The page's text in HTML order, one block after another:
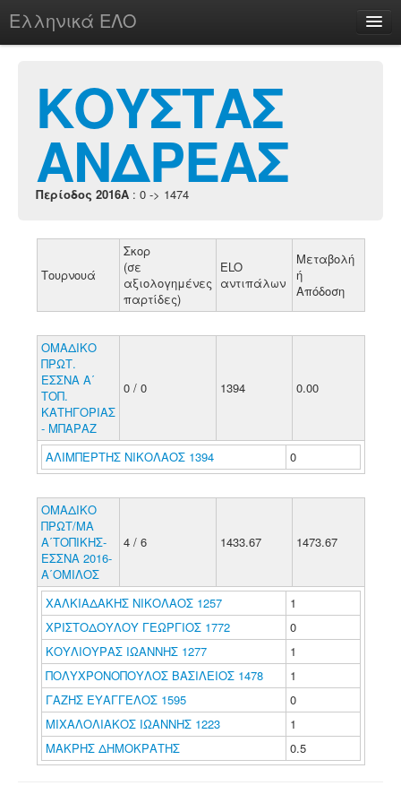
Ελληνικά ΕΛΟ
chesstu.be @ discord
Login
ΚΟΥΣΤΑΣ
ΑΝΔΡΕΑΣ
Περίοδος 2016A : 0 -> 1474
Τουρνουά
Σκορ
(σε
αξιολογημένες
παρτίδες)
ELO
αντιπάλων
Μεταβολή
ή
Απόδοση
ΟΜΑΔΙΚΟ
ΠΡΩΤ.
ΕΣΣΝΑ Α΄
ΤΟΠ.
ΚΑΤΗΓΟΡΙΑΣ
- ΜΠΑΡΑΖ
0 / 0 1394 0.00
ΑΛΙΜΠΕΡΤΗΣ ΝΙΚΟΛΑΟΣ 1394 0
ΟΜΑΔΙΚΟ
ΠΡΩΤ/ΜΑ
Α΄ΤΟΠΙΚΗΣ-
ΕΣΣΝΑ 2016-
Α΄ΟΜΙΛΟΣ
4 / 6 1433.67 1473.67
ΧΑΛΚΙΑΔΑΚΗΣ ΝΙΚΟΛΑΟΣ 1257
1
ΧΡΙΣΤΟΔΟΥΛΟΥ ΓΕΩΡΓΙΟΣ 1772
0
ΚΟΥΛΙΟΥΡΑΣ ΙΩΑΝΝΗΣ 1277
1
ΠΟΛΥΧΡΟΝΟΠΟΥΛΟΣ ΒΑΣΙΛΕΙΟΣ 1478
1
ΓΑΖΗΣ ΕΥΑΓΓΕΛΟΣ 1595
0
ΜΙΧΑΛΟΛΙΑΚΟΣ ΙΩΑΝΝΗΣ 1223
1
ΜΑΚΡΗΣ ΔΗΜΟΚΡΑΤΗΣ
0.5